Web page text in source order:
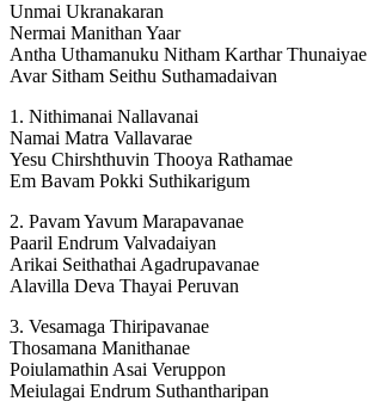
Unmai Ukranakaran
Nermai Manithan Yaar
Antha Uthamanuku Nitham Karthar Thunaiyae
Avar Sitham Seithu Suthamadaivan
1. Nithimanai Nallavanai
Namai Matra Vallavarae
Yesu Chirshthuvin Thooya Rathamae
Em Bavam Pokki Suthikarigum
2. Pavam Yavum Marapavanae
Paaril Endrum Valvadaiyan
Arikai Seithathai Agadrupavanae
Alavilla Deva Thayai Peruvan
3. Vesamaga Thiripavanae
Thosamana Manithanae
Poiulamathin Asai Veruppon
Meiulagai Endrum Suthantharipan